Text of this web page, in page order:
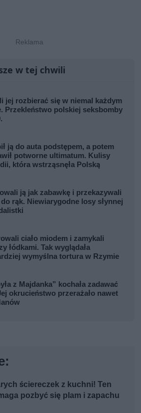
w tej chwili
jej rozbierać się w niemal każdym
Przekleństwo polskiej seksbomby
ją do auta podstępem, a potem
potworne ultimatum. Kulisy
która wstrząsnęła Polską
ją jak zabawkę i przekazywali
rąk. Niewiarygodne losy słynnej
ciało miodem i zamykali
łódkami. Tak wyglądała
wymyślna tortura w Rzymie
z Majdanka” kochała zadawać
okrucieństwo przerażało nawet
ściereczek z kuchni! Ten
pozbyć się plam i zapachu